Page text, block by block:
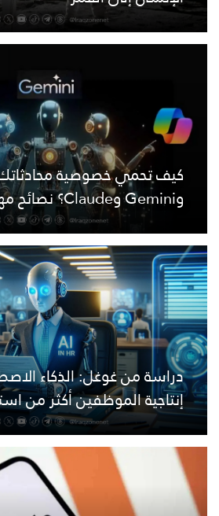
وGemini وClaude؟ نصائح مهمة
دراسة من غوغل: الذكاء
إنتاجية الموظفين أكثر من